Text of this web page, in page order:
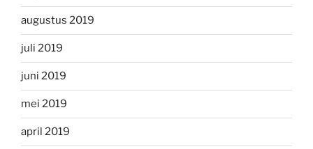
augustus 2019
juli 2019
juni 2019
mei 2019
april 2019